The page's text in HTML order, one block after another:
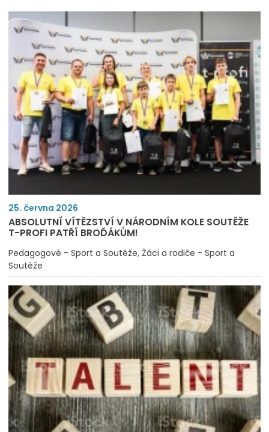
25. června 2026
ABSOLUTNÍ VÍTĚZSTVÍ V NÁRODNÍM KOLE SOUTĚŽE
T-PROFI PATŘÍ BROĎÁKŮM!
Pedagogové - Sport a Soutěže Žáci a rodiče - Sport a
Soutěže